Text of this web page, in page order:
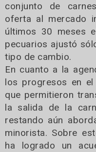
conjunto de
oferta al mercado
últimos 30 meses
pecuarios ajustó
tipo de cambio.
En cuanto a la
los progresos en
que permitieron
la salida de la
restando aún
minorista. Sobre
ha logrado un